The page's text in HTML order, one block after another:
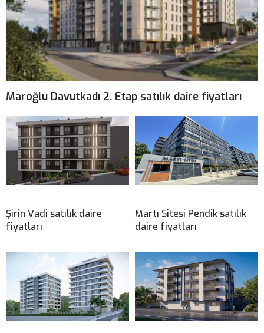
Maroğlu Davutkadı 2. Etap satılık daire fiyatları
Şirin Vadi satılık daire
fiyatları
Martı Sitesi Pendik satılık
daire fiyatları